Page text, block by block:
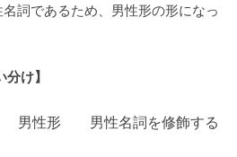
詞であるため、男性形の形になっ
け】
性形 男性名詞を修飾する